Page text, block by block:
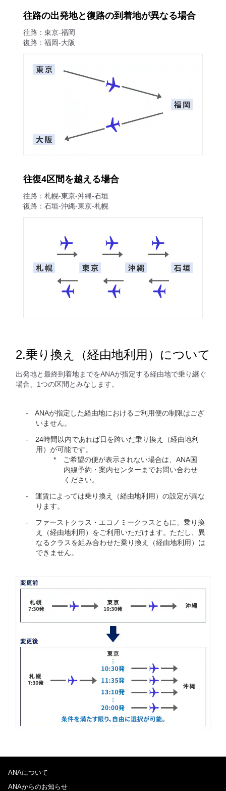
往路の出発地と復路の到着地が異なる場合
往路：東京-福岡
復路：福岡-大阪
往復4区間を越える場合
往路：札幌-東京-沖縄-石垣
復路：石垣-沖縄-東京-札幌
2.乗り換え（経由地利用）について
出発地と最終到着地までをANAが指定する経由地で乗り継ぐ
場合、1つの区間とみなします。
ANAが指定した経由地におけるご利用便の制限はござ
いません。
24時間以内であれば日を跨いだ乗り換え（経由地利
用）が可能です。
ご希望の便が表示されない場合は、ANA国
内線予約・案内センターまでお問い合わせ
ください。
運賃によっては乗り換え（経由地利用）の設定が異な
ります。
ファーストクラス・エコノミークラスともに、乗り換
え（経由地利用）をご利用いただけます。ただし、異
なるクラスを組み合わせた乗り換え（経由地利用）は
できません。
ANAについて
ANAからのお知らせ